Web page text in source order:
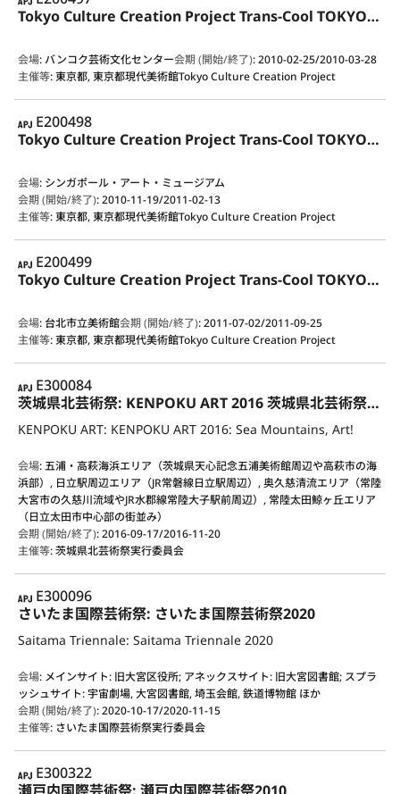
Tokyo Culture Creation Project Trans-Cool TOKYO Contemporary Japanese Art from MOT Collection
会場:バンコク芸術文化センター会期 (開始/終了):2010-02-25/2010-03-28
主催等:東京都, 東京都現代美術館Tokyo Culture Creation Project
APJ
E200498
Tokyo Culture Creation Project Trans-Cool TOKYO Contemporary Japanese Art from MOT Collection
会場: シンガポール・アート・ミュージアム
会期 (開始/終了):2010-11-19/2011-02-13
主催等:東京都, 東京都現代美術館Tokyo Culture Creation Project
APJ
E200499
Tokyo Culture Creation Project Trans-Cool TOKYO Contemporary Japanese Art from MOT Collection
会場:台北市立美術館会期 (開始/終了):2011-07-02/2011-09-25
主催等:東京都, 東京都現代美術館Tokyo Culture Creation Project
APJ
E300084
茨城県北芸術祭: KENPOKU ART 2016 茨城県北芸術祭: 海か、山か、芸術か？
KENPOKU ART: KENPOKU ART 2016: Sea Mountains, Art!
会場:五浦・高萩海浜エリア（茨城県天心記念五浦美術館周辺や高萩市の海
浜部）, 日立駅周辺エリア（JR常磐線日立駅周辺）, 奥久慈清流エリア（常陸
大宮市の久慈川流域やJR水郡線常陸大子駅前周辺）, 常陸太田鯨ヶ丘エリア
（日立太田市中心部の街並み）
会期 (開始/終了):2016-09-17/2016-11-20
主催等:茨城県北芸術祭実行委員会
APJ
E300096
さいたま国際芸術祭: さいたま国際芸術祭2020
Saitama Triennale: Saitama Triennale 2020
会場: メインサイト: 旧大宮区役所; アネックスサイト: 旧大宮図書館; スプラ
ッシュサイト: 宇宙劇場, 大宮図書館, 埼玉会館, 鉄道博物館 ほか
会期 (開始/終了):2020-10-17/2020-11-15
主催等: さいたま国際芸術祭実行委員会
APJ
E300322